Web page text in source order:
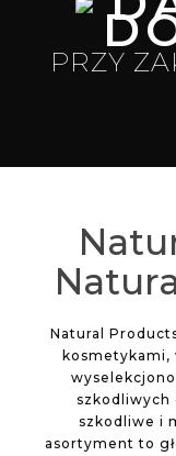
PRZY
Natural
kosmetykami,
szkodliwych
szkodliwe i
asortyment to